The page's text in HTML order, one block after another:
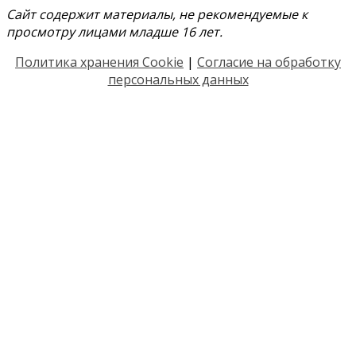
Сайт содержит материалы, не рекомендуемые к
просмотру лицами младше 16 лет.
Политика хранения Cookie | Согласие на обработку
персональных данных